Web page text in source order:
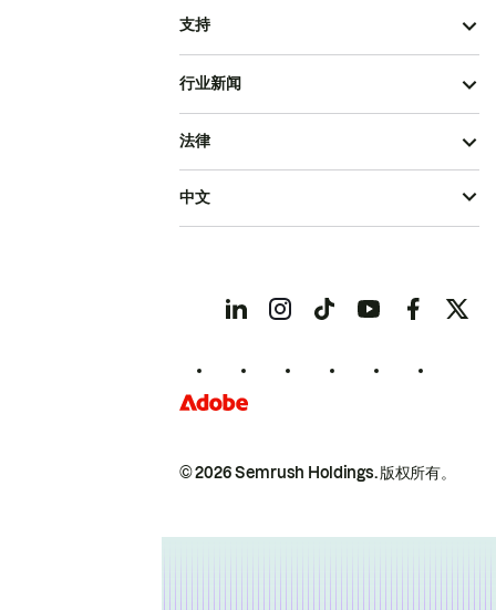
支持
行业新闻
© 2026 Semrush Holdings.版权所有。
法律
中文